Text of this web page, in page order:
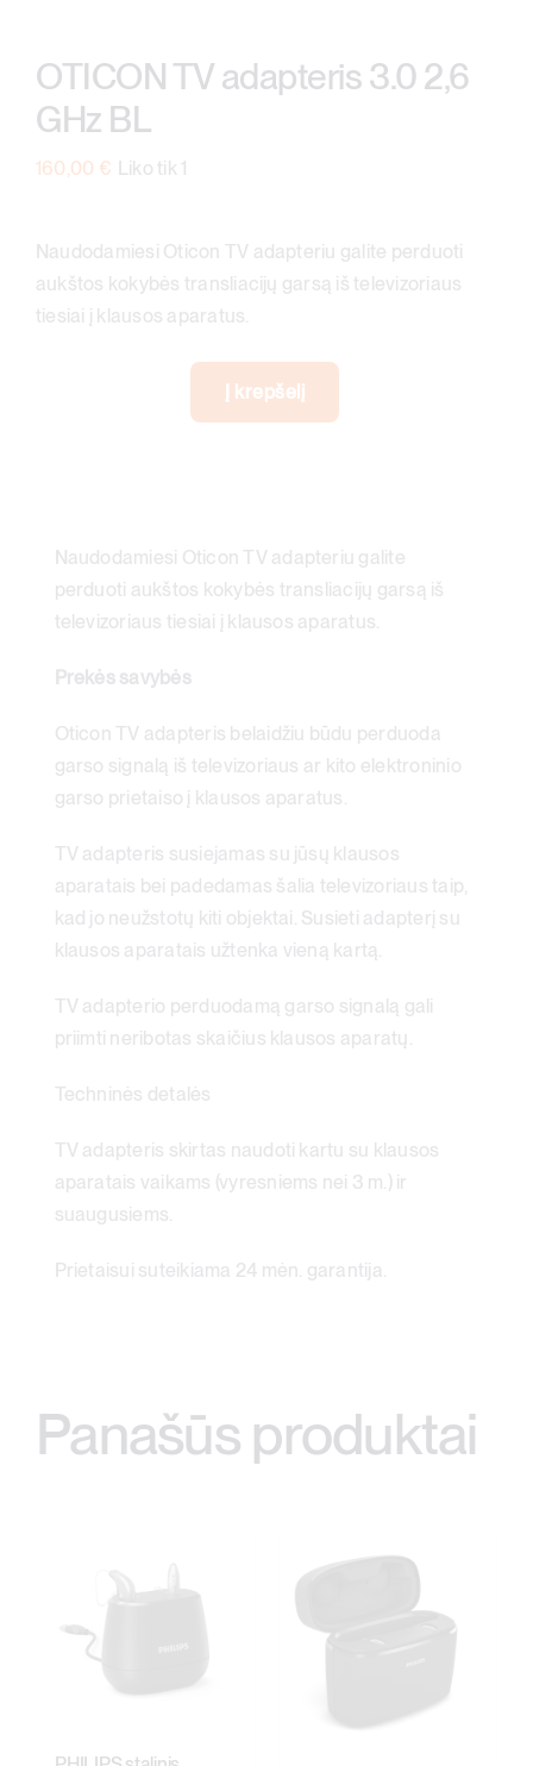
OTICON TV adapteris 3.0 2,6
GHz BL
160,00 € Liko tik 1
Naudodamiesi Oticon TV adapteriu galite perduoti
aukštos kokybės transliacijų garsą iš televizoriaus
tiesiai į klausos aparatus.
3.0
2,6
GHz
Į krepšelį
Naudodamiesi Oticon TV adapteriu galite
perduoti aukštos kokybės transliacijų garsą iš
televizoriaus tiesiai į klausos aparatus.
Prekės savybės
Oticon TV adapteris belaidžiu būdu perduoda
garso signalą iš televizoriaus ar kito elektroninio
garso prietaiso į klausos aparatus.
TV adapteris susiejamas su jūsų klausos
aparatais bei padedamas šalia televizoriaus taip,
kad jo neužstotų kiti objektai. Susieti adapterį su
klausos aparatais užtenka vieną kartą.
TV adapterio perduodamą garso signalą gali
priimti neribotas skaičius klausos aparatų.
Techninės detalės
TV adapteris skirtas naudoti kartu su klausos
aparatais vaikams (vyresniems nei 3 m.) ir
suaugusiems.
Prietaisui suteikiama 24 mėn. garantija.
Panašūs produktai